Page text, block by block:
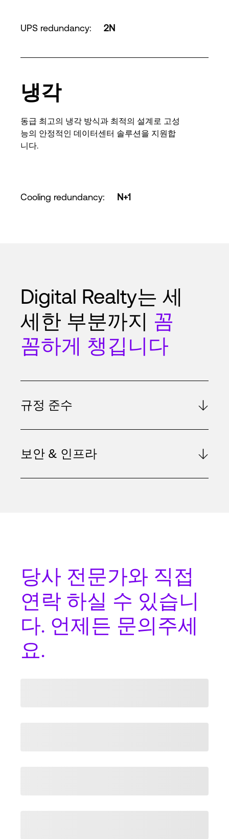
UPS redundancy: 2N
냉각
동급 최고의 냉각 방식과 최적의 설계로 고성
능의 안정적인 데이터센터 솔루션을 지원합
니다.
Cooling redundancy: N+1
Digital Realty는 세
세한 부분까지 꼼
꼼하게 챙깁니다
규정 준수
보안 & 인프라
당사 전문가와 직접
연락 하실 수 있습니
다. 언제든 문의주세
요.